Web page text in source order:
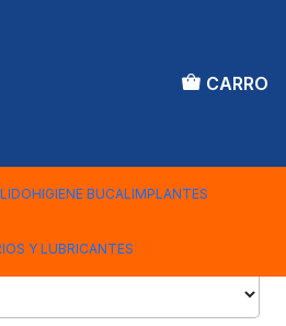
CARRO
HIGIENE BUCALIMPLANTES
Y LUBRICANTES